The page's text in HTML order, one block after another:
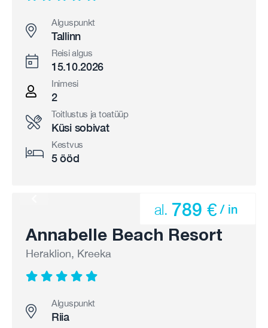
Alguspunkt
Tallinn
Reisi algus
15.10.2026
Inimesi
2
Toitlustus ja toatüüp
Küsi sobivat
Kestvus
5 ööd
Annabelle Beach Resort
Heraklion, Kreeka
al. 789 € / in
Alguspunkt
Riia